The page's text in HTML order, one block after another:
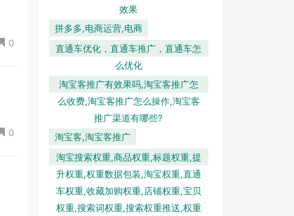
0
0
效果
拼多多,电商运营,电商
直通车优化，直通车推广，直通车怎
么优化
淘宝客推广有效果吗,淘宝客推广怎
么收费,淘宝客推广怎么操作,淘宝客
推广渠道有哪些?
淘宝客,淘宝客推广
淘宝搜索权重,商品权重,标题权重,提
升权重,权重数据包装,淘宝权重,直通
车权重,收藏加购权重,店铺权重,宝贝
权重,搜索词权重,搜索权重推送,权重